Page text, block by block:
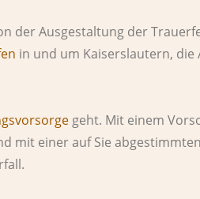
der Ausgestaltung der
in und um Kaiserslautern, die
geht. Mit einem
mit einer auf Sie